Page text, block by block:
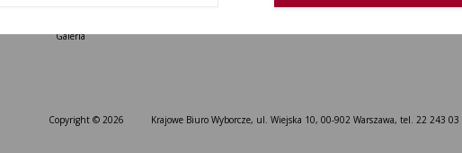
Galeria
Copyright © 2026 Krajowe Biuro Wyborcze, ul. Wiejska 10, 00-902 Warszawa, tel. 22 243 03